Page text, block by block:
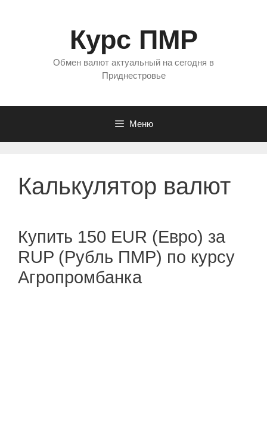
Курс ПМР
Обмен валют актуальный на сегодня в
Приднестровье
Меню
Калькулятор валют
Купить 150 EUR (Евро) за
RUP (Рубль ПМР) по курсу
Агропромбанка